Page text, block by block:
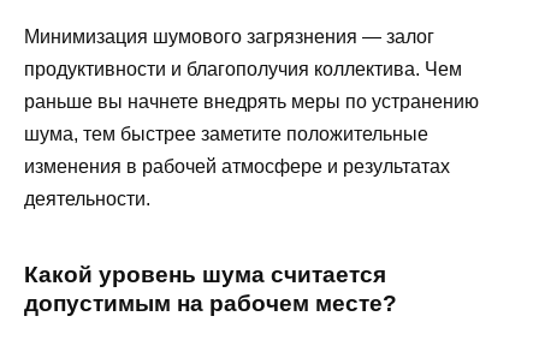
Минимизация шумового загрязнения — залог
продуктивности и благополучия коллектива. Чем
раньше вы начнете внедрять меры по устранению
шума, тем быстрее заметите положительные
изменения в рабочей атмосфере и результатах
деятельности.
Какой уровень шума считается
допустимым на рабочем месте?